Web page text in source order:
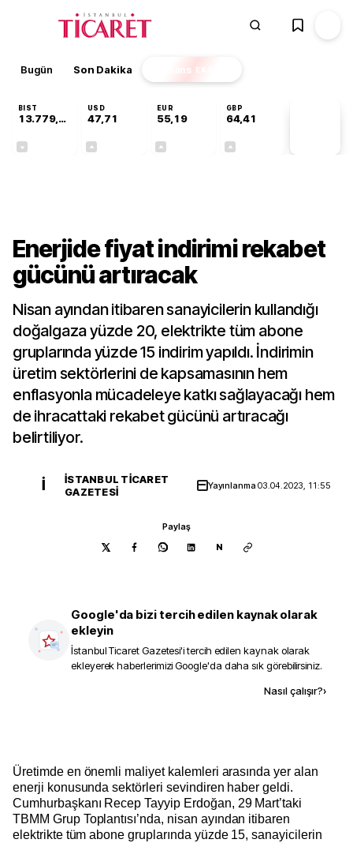
Bugün Son Dakika Finans EKSTRA
BIST
13.779,39
USD
47,71
EUR
55,19
GBP
64,41
Enerjide fiyat indirimi rekabet
gücünü artıracak
Nisan ayından itibaren sanayicilerin kullandığı
doğalgaza yüzde 20, elektrikte tüm abone
gruplarında yüzde 15 indirim yapıldı. İndirimin
üretim sektörlerini de kapsamasının hem
enflasyonla mücadeleye katkı sağlayacağı hem
de ihracattaki rekabet gücünü artıracağı
belirtiliyor.
İ
İSTANBUL TICARET
GAZETESI
Yayınlanma03.04.2023, 11:55
Paylaş
N
Google'da bizi tercih edilen kaynak olarak
ekleyin
İstanbul Ticaret Gazetesi'i tercih edilen kaynak olarak
ekleyerek haberlerimizi Google'da daha sık görebilirsiniz.
Nasıl çalışır?›
Üretimde en önemli maliyet kalemleri arasında yer alan
enerji konusunda sektörleri sevindiren haber geldi.
Cumhurbaşkanı Recep Tayyip Erdoğan, 29 Mart’taki
TBMM Grup Toplantısı’nda, nisan ayından itibaren
elektrikte tüm abone gruplarında yüzde 15, sanayicilerin